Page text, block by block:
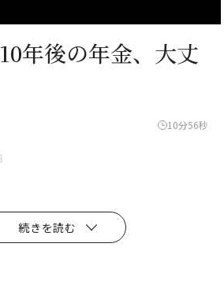
年後の年金、大丈
10分56秒
続きを読む